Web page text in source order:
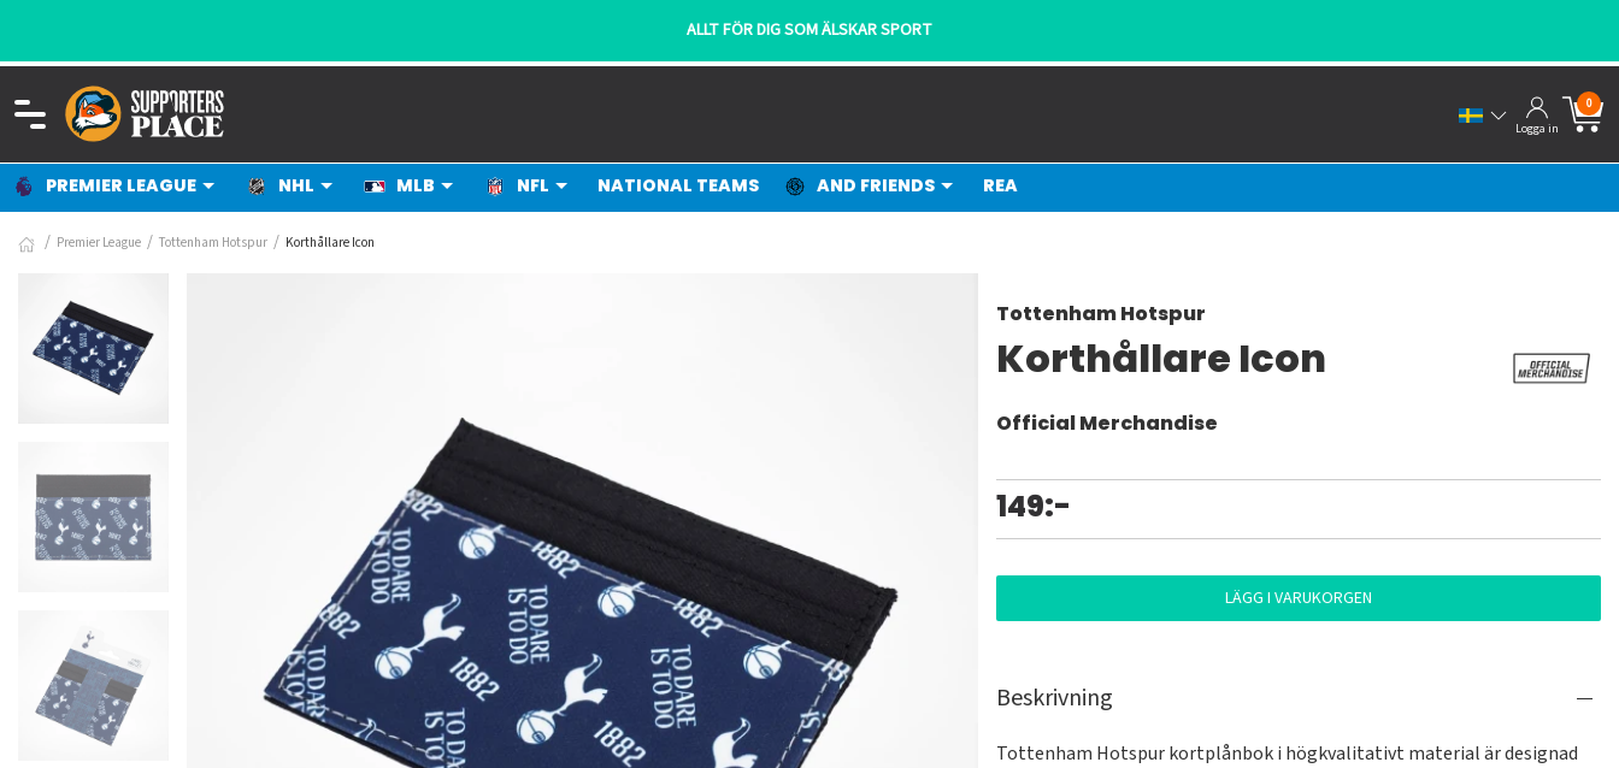
ALLT FÖR DIG SOM ÄLSKAR SPORT
Logga in
0
PREMIER LEAGUE NHL MLB NFL NATIONAL TEAMS AND FRIENDS REA
Premier League Tottenham Hotspur Korthållare Icon
Tottenham Hotspur
Korthållare Icon
Official Merchandise
149:-
LÄGG I VARUKORGEN
Beskrivning
Tottenham Hotspur kortplånbok i högkvalitativt material är designad